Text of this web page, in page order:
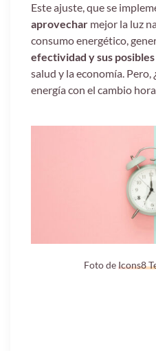
Este ajuste, que se
aprovechar mejor la luz
consumo energético,
efectividad y sus
salud y la economía. Pero,
energía con el cambio
Foto deIcons8